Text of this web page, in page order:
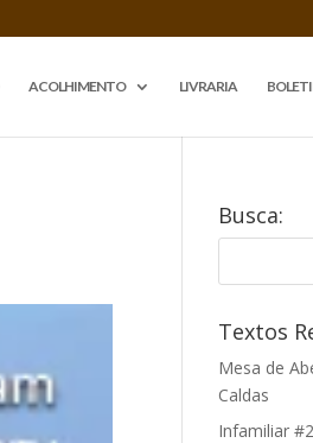
ACOLHIMENTO LIVRARIA
Busca:
Textos
Mesa de
Caldas
Infamiliar